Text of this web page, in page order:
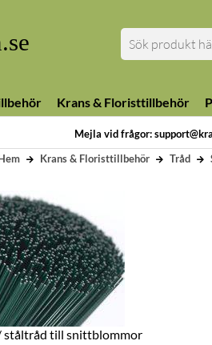
Mejla vid frågor:
Krans & Floristtillbehör
Krans & Floristtillbehör Tråd
ståltråd till snittblommor